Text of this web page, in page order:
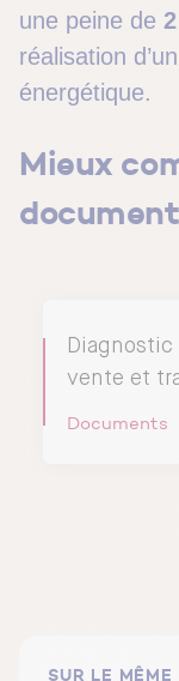
une peine de
réalisation
énergétique.
Mieux
vente et
Documents
SUR LE MÊME